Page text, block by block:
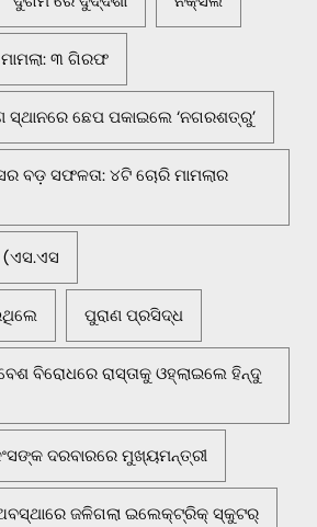
୩ ଗିରଫ
ସ୍ଥାନରେ ଛେପ ପକାଇଲେ ‘ନଗରଶତ୍ରୁ’
ବଡ଼ ସଫଳତା: ୪ଟି ଚୋରି ମାମଲାର
(ଏସ.ଏସ
ପୁରାଣ ପ୍ରସିଦ୍ଧ
ବିରୋଧରେ ରାସ୍ତାକୁ ଓହ୍ଲାଇଲେ ହିନ୍ଦୁ
ଦରବାରରେ ମୁଖ୍ୟମନ୍ତ୍ରୀ
ଅବସ୍ଥାରେ ଜଳିଗଲା ଇଲେକ୍ଟ୍ରିକ୍ ସ୍କୁଟର୍